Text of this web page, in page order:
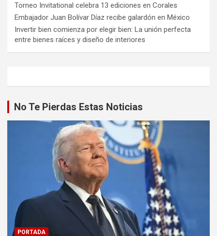
Torneo Invitational celebra 13 ediciones en Corales
Embajador Juan Bolívar Díaz recibe galardón en México
Invertir bien comienza por elegir bien: La unión perfecta
entre bienes raíces y diseño de interiores
No Te Pierdas Estas Noticias
PORTADA